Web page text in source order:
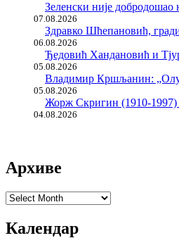
Зеленски није добродошао
07.08.2026
Здравко Шћепановић,
06.08.2026
Ђедовић Хандановић и
05.08.2026
Владимир Кршљанин:
05.08.2026
Жорж Скригин (1910-
04.08.2026
Архиве
Архиве
Календар